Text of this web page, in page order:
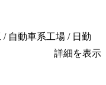
自動車系工場 / 日勤
詳細を表示